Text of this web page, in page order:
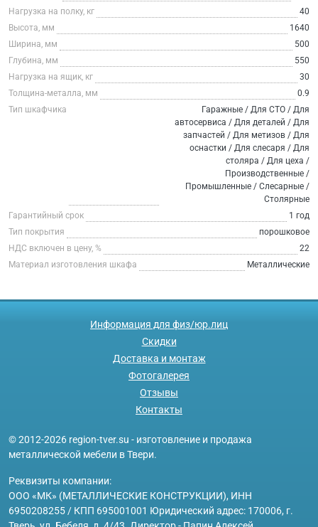
Нагрузка на полку, кг
40
Высота, мм
1640
Ширина, мм
500
Глубина, мм
550
Нагрузка на ящик, кг
30
Толщина-металла, мм
0.9
Тип шкафчика
Гаражные / Для СТО / Для
автосервиса / Для деталей / Для
запчастей / Для метизов / Для
оснастки / Для слесаря / Для
столяра / Для цеха /
Производственные /
Промышленные / Слесарные /
Столярные
Гарантийный срок
1 год
Тип покрытия
порошковое
НДС включен в цену, %
22
Материал изготовления шкафа
Металлические
Информация для физ/юр.лиц
Скидки
Доставка и монтаж
Фотогалерея
Отзывы
Контакты
© 2012-2026 region-tver.su - изготовление и продажа
металлической мебели в Твери.
Реквизиты компании:
ООО «МК» (МЕТАЛЛИЧЕСКИЕ КОНСТРУКЦИИ), ИНН
6950208255 / КПП 695001001 Юридический адрес: 170006, г.